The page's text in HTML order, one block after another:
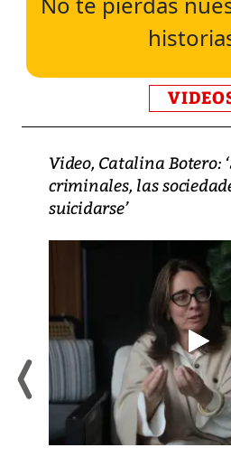
Video, Catalina Botero:
criminales, las
suicidarse’